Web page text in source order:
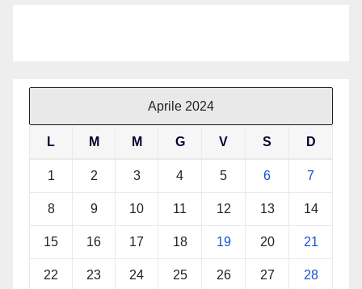
Aprile 2024
L M M G V S D
1 2 3 4 5 6 7
8 9 10 11 12 13 14
15 16 17 18 19 20 21
22 23 24 25 26 27 28